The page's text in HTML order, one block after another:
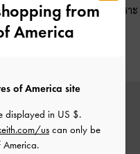
เท้าส้นสูงรัดส้นหนังกลับสังเคราะ
รุ่น Kaia
สีแบล็คเท็กซ์เจอร์
from
America
of America site
displayed in US $.
us can only be
America.